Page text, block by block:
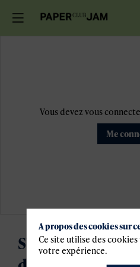
Vous devez vous
Me
S'inscrire sur
A propos des cookies sur
Ce site utilise des
votre expérience.